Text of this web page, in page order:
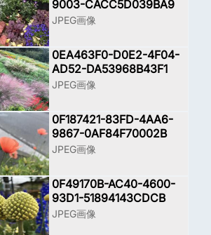
9003-CACC5D039BA9
JPEG画像
0EA463F0-D0E2-4F04-
AD52-DA53968B43F1
JPEG画像
0F187421-83FD-4AA6-
9867-0AF84F70002B
JPEG画像
0F49170B-AC40-4600-
93D1-51894143CDCB
JPEG画像